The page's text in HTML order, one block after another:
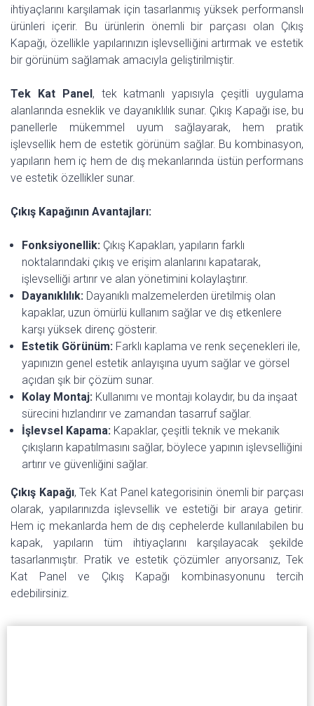
ihtiyaçlarını karşılamak için tasarlanmış yüksek performanslı
ürünleri içerir. Bu ürünlerin önemli bir parçası olan Çıkış
Kapağı, özellikle yapılarınızın işlevselliğini artırmak ve estetik
bir görünüm sağlamak amacıyla geliştirilmiştir.
Tek Kat Panel, tek katmanlı yapısıyla çeşitli uygulama
alanlarında esneklik ve dayanıklılık sunar. Çıkış Kapağı ise, bu
panellerle mükemmel uyum sağlayarak, hem pratik
işlevsellik hem de estetik görünüm sağlar. Bu kombinasyon,
yapıların hem iç hem de dış mekanlarında üstün performans
ve estetik özellikler sunar.
Çıkış Kapağının Avantajları:
Fonksiyonellik:Çıkış Kapakları, yapıların farklı
noktalarındaki çıkış ve erişim alanlarını kapatarak,
işlevselliği artırır ve alan yönetimini kolaylaştırır.
Dayanıklılık: Dayanıklı malzemelerden üretilmiş olan
kapaklar, uzun ömürlü kullanım sağlar ve dış etkenlere
karşı yüksek direnç gösterir.
Estetik Görünüm:Farklı kaplama ve renk seçenekleri ile,
yapınızın genel estetik anlayışına uyum sağlar ve görsel
açıdan şık bir çözüm sunar.
Kolay Montaj: Kullanımı ve montajı kolaydır, bu da inşaat
sürecini hızlandırır ve zamandan tasarruf sağlar.
İşlevsel Kapama:Kapaklar, çeşitli teknik ve mekanik
çıkışların kapatılmasını sağlar, böylece yapının işlevselliğini
artırır ve güvenliğini sağlar.
Çıkış Kapağı, Tek Kat Panel kategorisinin önemli bir parçası
olarak, yapılarınızda işlevsellik ve estetiği bir araya getirir.
Hem iç mekanlarda hem de dış cephelerde kullanılabilen bu
kapak, yapıların tüm ihtiyaçlarını karşılayacak şekilde
tasarlanmıştır. Pratik ve estetik çözümler arıyorsanız, Tek
Kat Panel ve Çıkış Kapağı kombinasyonunu tercih
edebilirsiniz.